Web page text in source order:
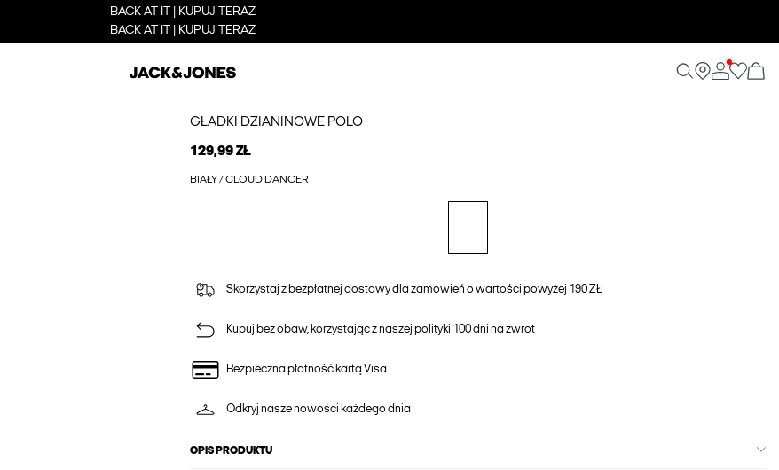
BACK AT IT | KUPUJ TERAZ
BACK AT IT | KUPUJ TERAZ
GŁADKI DZIANINOWE POLO
129,99 ZŁ
BIAŁY / CLOUD DANCER
Skorzystaj z bezpłatnej dostawy dla zamowień o wartości powyżej 190 ZŁ
Kupuj bez obaw, korzystając z naszej polityki 100 dni na zwrot
Bezpieczna płatność kartą Visa
Odkryj nasze nowości każdego dnia
OPIS PRODUKTU